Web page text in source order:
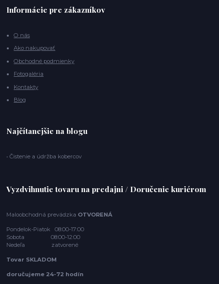
Informácie pre zákazníkov
O nás
Ako nakupovať
Obchodné podmienky
Fotogaléria
Kontakty
Blog
Najčítanejšie na blogu
• Čistenie a údržba kobercov
Vyzdvihnutie tovaru na predajni / Doručenie kuriérom
Maloobchodná prevádzka OTVORENÁ
Pondelok-Piatok 08:00-17:00
Sobota 08:00-12:00
Nedeľa zatvorené
Tovar SKLADOM
doručujeme 24-72 hodín